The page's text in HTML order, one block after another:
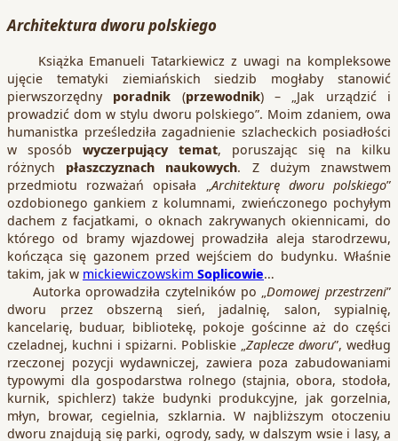
Architektura dworu polskiego
Książka Emanueli Tatarkiewicz z uwagi na kompleksowe
ujęcie tematyki ziemiańskich siedzib mogłaby stanowić
pierwszorzędny poradnik (przewodnik) – „Jak urządzić i
prowadzić dom w stylu dworu polskiego”. Moim zdaniem, owa
humanistka prześledziła zagadnienie szlacheckich posiadłości
w sposób wyczerpujący temat, poruszając się na kilku
różnych płaszczyznach naukowych. Z dużym znawstwem
przedmiotu rozważań opisała „ Architekturę dworu polskiego”
ozdobionego gankiem z kolumnami, zwieńczonego pochyłym
dachem z facjatkami, o oknach zakrywanych okiennicami, do
którego od bramy wjazdowej prowadziła aleja starodrzewu,
kończąca się gazonem przed wejściem do budynku. Właśnie
takim, jak w mickiewiczowskim Soplicowie…
Autorka oprowadziła czytelników po „ Domowej przestrzeni”
dworu przez obszerną sień, jadalnię, salon, sypialnię,
kancelarię, buduar, bibliotekę, pokoje gościnne aż do części
czeladnej, kuchni i spiżarni. Pobliskie „ Zaplecze dworu”, według
rzeczonej pozycji wydawniczej, zawiera poza zabudowaniami
typowymi dla gospodarstwa rolnego (stajnia, obora, stodoła,
kurnik, spichlerz) także budynki produkcyjne, jak gorzelnia,
młyn, browar, cegielnia, szklarnia. W najbliższym otoczeniu
dworu znajdują się parki, ogrody, sady, w dalszym wsie i lasy, a